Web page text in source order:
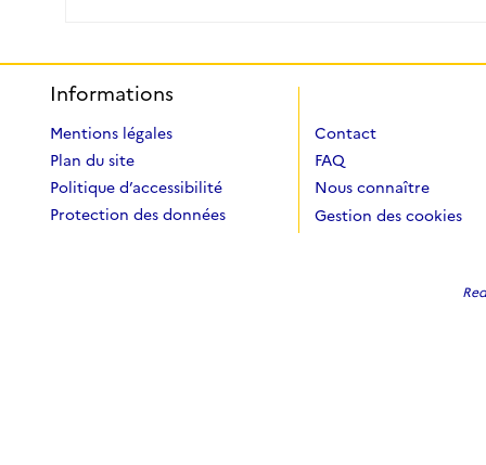
Informations
Mentions légales
Plan du site
Politique d’accessibilité
Protection des données
Contact
FAQ
Nous connaître
Gestion des cookies